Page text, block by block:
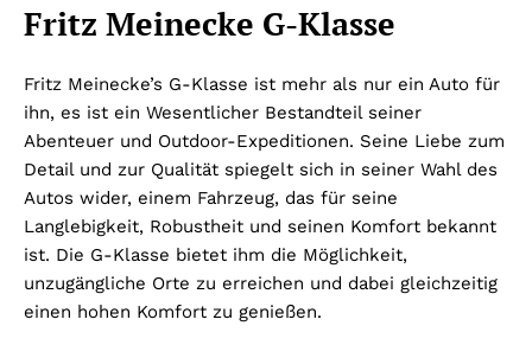
Fritz Meinecke G-Klasse
Fritz Meinecke’s G-Klasse ist mehr als nur ein Auto für
ihn, es ist ein Wesentlicher Bestandteil seiner
Abenteuer und Outdoor-Expeditionen. Seine Liebe zum
Detail und zur Qualität spiegelt sich in seiner Wahl des
Autos wider, einem Fahrzeug, das für seine
Langlebigkeit, Robustheit und seinen Komfort bekannt
ist. Die G-Klasse bietet ihm die Möglichkeit,
unzugängliche Orte zu erreichen und dabei gleichzeitig
einen hohen Komfort zu genießen.